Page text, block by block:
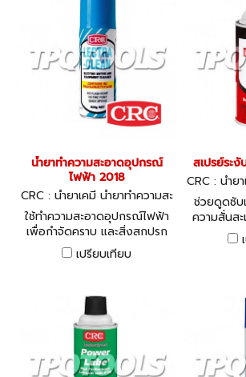
น้ำยาทำความสะอาดอุปกรณ์
ไฟฟ้า 2018
CRC : น้ำยาเคมี น้ำยาทำความสะ
อาด ซิลิโคน
ใช้ทำความสะอาดอุปกรณ์ไฟฟ้า
เพื่อกำจัดคราบ และสิ่งสกปรก
ต่างๆได้อย่างมีประสิทธิภาพ
เปรียบเทียบ
สเปรย์ระ
CRC : น้ำย
อ
ช่วยดูดซับ
ความสั่นส